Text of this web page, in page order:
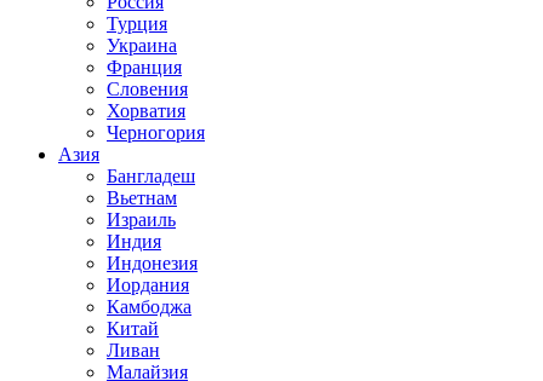
Турция
Украина
Франция
Словения
Хорватия
Черногория
Азия
Бангладеш
Вьетнам
Израиль
Индия
Индонезия
Иордания
Камбоджа
Китай
Ливан
Малайзия